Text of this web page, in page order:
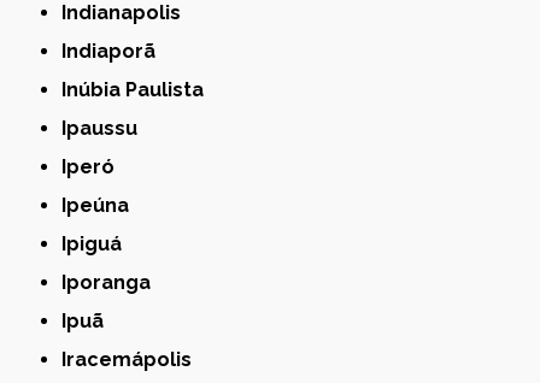
Indianapolis
Indiaporã
Inúbia Paulista
Ipaussu
Iperó
Ipeúna
Ipiguá
Iporanga
Ipuã
Iracemápolis